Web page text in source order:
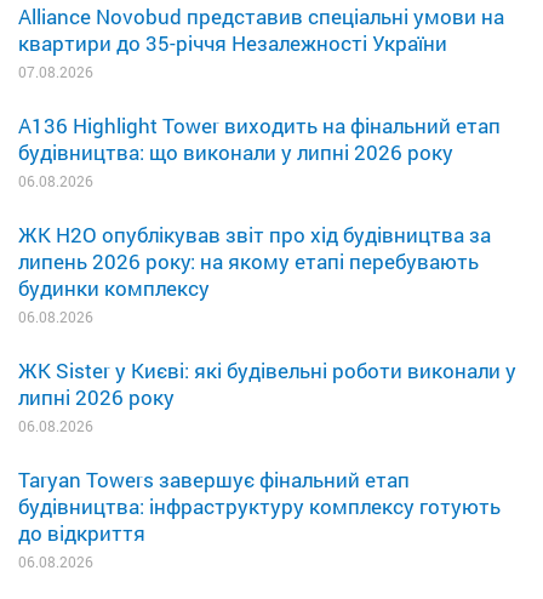
Alliance Novobud представив спеціальні умови на
квартири до 35-річчя Незалежності України
07.08.2026
A136 Highlight Tower виходить на фінальний етап
будівництва: що виконали у липні 2026 року
06.08.2026
ЖК H2O опублікував звіт про хід будівництва за
липень 2026 року: на якому етапі перебувають
будинки комплексу
06.08.2026
ЖК Sister у Києві: які будівельні роботи виконали у
липні 2026 року
06.08.2026
Taryan Towers завершує фінальний етап
будівництва: інфраструктуру комплексу готують
до відкриття
06.08.2026